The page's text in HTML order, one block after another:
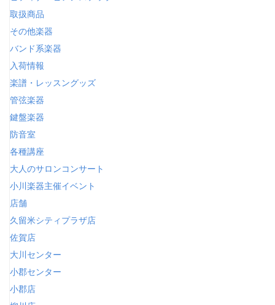
取扱商品
その他楽器
バンド系楽器
入荷情報
楽譜・レッスングッズ
管弦楽器
鍵盤楽器
防音室
各種講座
大人のサロンコンサート
小川楽器主催イベント
店舗
久留米シティプラザ店
佐賀店
大川センター
小郡センター
小郡店